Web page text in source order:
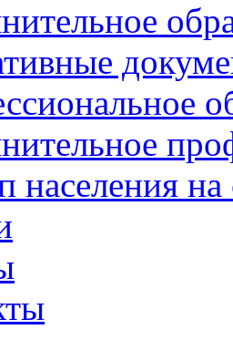
населения